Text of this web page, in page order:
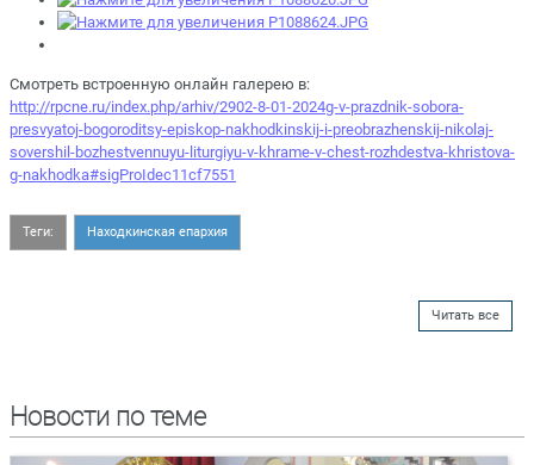
Смотреть встроенную онлайн галерею в:
http://rpcne.ru/index.php/arhiv/2902-8-01-2024g-v-prazdnik-sobora-
presvyatoj-bogoroditsy-episkop-nakhodkinskij-i-preobrazhenskij-nikolaj-
sovershil-bozhestvennuyu-liturgiyu-v-khrame-v-chest-rozhdestva-khristova-
g-nakhodka#sigProIdec11cf7551
Теги: Находкинская епархия
Читать все
Новости по теме